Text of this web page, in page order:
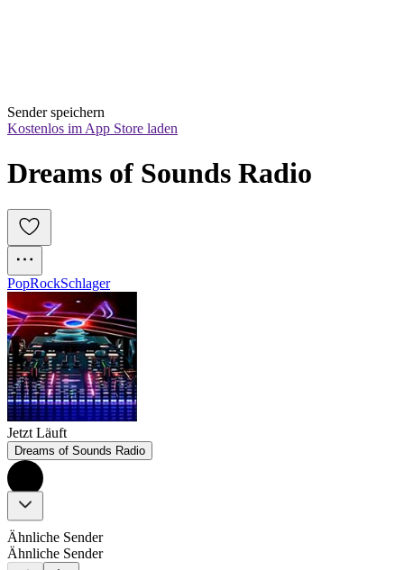
Sender speichern
Kostenlos im App Store laden
Dreams of Sounds Radio
PopRockSchlager
Jetzt Läuft
Dreams of Sounds Radio
Ähnliche Sender
Ähnliche Sender